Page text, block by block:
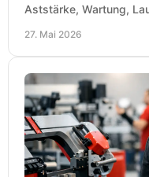
Aststärke, Wartung,
27. Mai 2026